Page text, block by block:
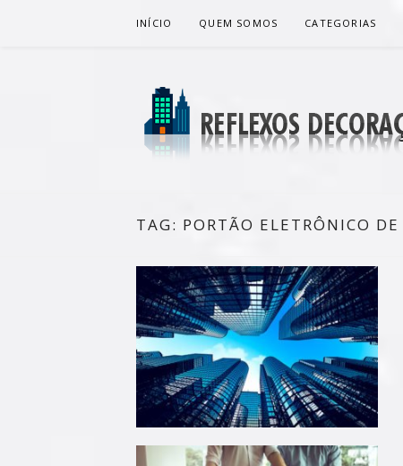
INÍCIO QUEM SOMOS CATEGORIAS
TAG: PORTÃO ELETRÔNICO DE